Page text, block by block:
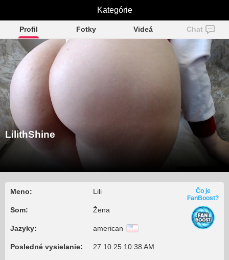
LilithShine
Profil Fotky Videá Chat
LilithShine
Meno: Lili
Som: Žena
Jazyky: american
Posledné vysielanie: 27.10.25 10:38 AM
Čo je
FanBoost?
Kategórie